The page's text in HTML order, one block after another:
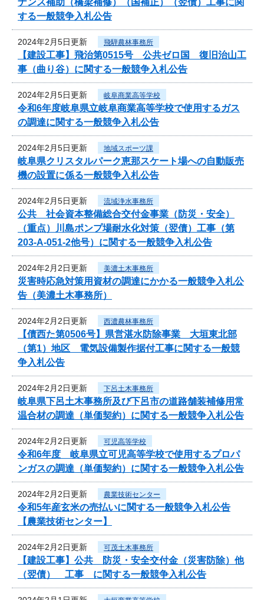
する一般競争入札公告
2024年2月5日更新 飛騨農林事務所
【建設工事】飛治第0515号 公共ゼロ国 復旧治山工
事（曲り谷）に関する一般競争入札公告
2024年2月5日更新 岐阜商業高等学校
令和6年度岐阜県立岐阜商業高等学校で使用するガス
の調達に関する一般競争入札公告
2024年2月5日更新 地域スポーツ課
岐阜県クリスタルパーク恵那スケート場への自動販売
機の設置に係る一般競争入札公告
2024年2月5日更新 流域浄水事務所
公共 社会資本整備総合交付金事業（防災・安全）
（重点）川島ポンプ場耐水化対策（翌債）工事（第
203-A-051-2他号）に関する一般競争入札公告
2024年2月2日更新 美濃土木事務所
災害時応急対策用資材の調達にかかる一般競争入札公
告（美濃土木事務所）
2024年2月2日更新 西濃農林事務所
【債西た第0506号】県営湛水防除事業 大垣東北部
（第1）地区 電気設備製作据付工事に関する一般競
争入札公告
2024年2月2日更新 下呂土木事務所
岐阜県下呂土木事務所及び下呂市の道路舗装補修用常
温合材の調達（単価契約）に関する一般競争入札公告
2024年2月2日更新 可児高等学校
令和6年度 岐阜県立可児高等学校で使用するプロパ
ンガスの調達（単価契約）に関する一般競争入札公告
2024年2月2日更新 農業技術センター
令和5年産玄米の売払いに関する一般競争入札公告
【農業技術センター】
2024年2月2日更新 可茂土木事務所
【建設工事】公共 防災・安全交付金（災害防除）他
（翌債） 工事 に関する一般競争入札公告